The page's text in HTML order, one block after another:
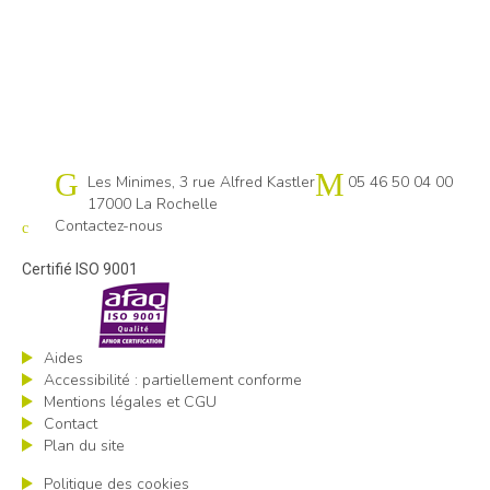
Cap emploi 17
Les Minimes, 3 rue Alfred Kastler
17000 La Rochelle
05 46 50 04 00
Contactez-nous
Certifié ISO 9001
Aides
Accessibilité : partiellement conforme
Mentions légales et CGU
Contact
Plan du site
Politique des cookies